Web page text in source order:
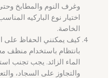
وغرف النوم والمطابخ
اختيار نوع الباركيه
الخاصة.
كيف يمكنني الحفاظ على
بانتظام باستخدام منظف
الماء الزائد. يجب تجنب
والتجاوز على السجاد،